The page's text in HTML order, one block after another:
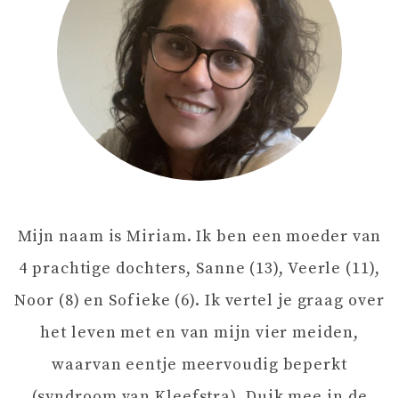
G
A
Mijn naam is Miriam. Ik ben een moeder van
4 prachtige dochters, Sanne (13), Veerle (11),
Noor (8) en Sofieke (6). Ik vertel je graag over
het leven met en van mijn vier meiden,
waarvan eentje meervoudig beperkt